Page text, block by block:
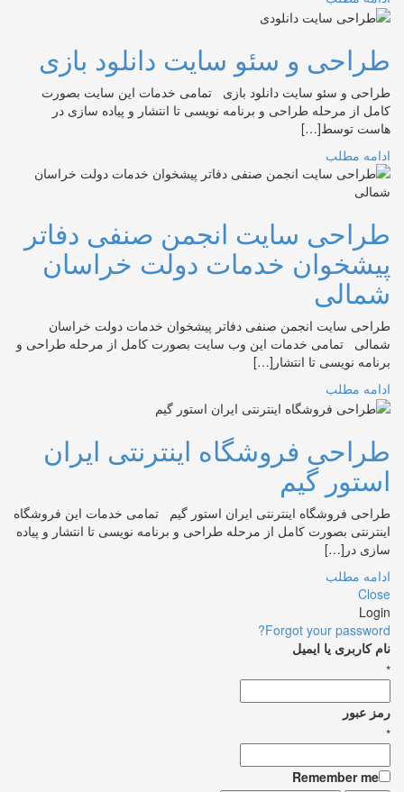
طراحی و سئو سایت دانلود بازی
طراحی و سئو سایت دانلود بازی تمامی خدمات این سایت بصورت
کامل از مرحله طراحی و برنامه نویسی تا انتشار و پیاده سازی در
هاست توسط[…]
ادامه مطلب
طراحی سایت انجمن صنفی دفاتر
پیشخوان خدمات دولت خراسان
شمالی
طراحی سایت انجمن صنفی دفاتر پیشخوان خدمات دولت خراسان
شمالی تمامی خدمات این وب سایت بصورت کامل از مرحله طراحی و
برنامه نویسی تا انتشار[…]
ادامه مطلب
طراحی فروشگاه اینترنتی ایران
استور گیم
طراحی فروشگاه اینترنتی ایران استور گیم تمامی خدمات این فروشگاه
اینترنتی بصورت کامل از مرحله طراحی و برنامه نویسی تا انتشار و پیاده
سازی در[…]
ادامه مطلب
Close
Login
Forgot your password?
نام کاربری یا ایمیل
*
رمز عبور
*
Remember me